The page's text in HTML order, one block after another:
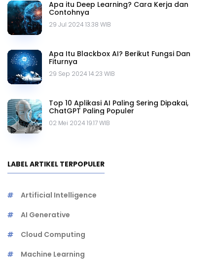
Apa itu Deep Learning? Cara Kerja dan
Contohnya
29 Jul 2024 13.38 WIB
Apa Itu Blackbox AI? Berikut Fungsi Dan
Fiturnya
29 Sep 2024 14.23 WIB
Top 10 Aplikasi AI Paling Sering Dipakai,
ChatGPT Paling Populer
02 Mei 2024 19.17 WIB
LABEL ARTIKEL TERPOPULER
Artificial Intelligence
AI Generative
Cloud Computing
Machine Learning